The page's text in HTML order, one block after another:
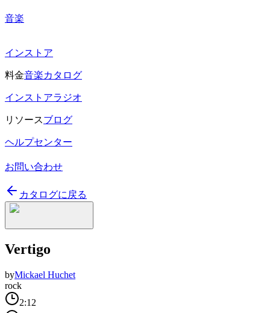
音楽
インストア
料金音楽カタログ
インストアラジオ
リソースブログ
ヘルプセンター
お問い合わせ
カタログに戻る
Vertigo
byMickael Huchet
rock
2:12